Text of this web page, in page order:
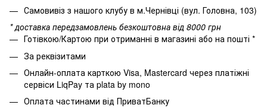
Самовивіз з нашого клубу в м.Чернівці (вул. Головна, 103)
* доставка передзамовлень безкоштовна від 8000 грн
Готівкою/Картою при отриманні в магазині або на пошті *
За реквізитами
Онлайн-оплата карткою Visa, Mastercard через платіжні
сервіси LiqPay та plata by mono
Оплата частинами від ПриватБанку